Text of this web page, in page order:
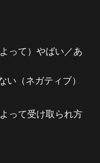
って）やばい／あ
（ネガティブ）
って受け取られ方